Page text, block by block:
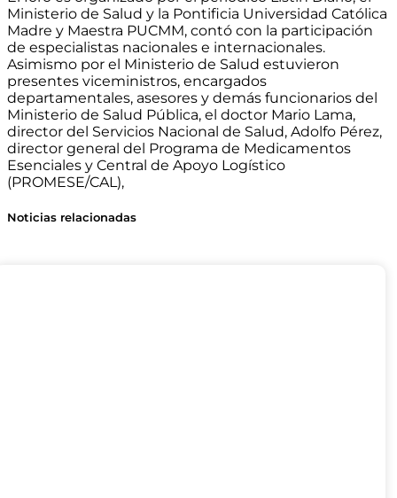
Ministerio de Salud y la Pontificia Universidad Católica
Madre y Maestra PUCMM, contó con la participación
de especialistas nacionales e internacionales.
Asimismo por el Ministerio de Salud estuvieron
presentes viceministros, encargados
departamentales, asesores y demás funcionarios del
Ministerio de Salud Pública, el doctor Mario Lama,
director del Servicios Nacional de Salud, Adolfo Pérez,
director general del Programa de Medicamentos
Esenciales y Central de Apoyo Logístico
(PROMESE/CAL),
Noticias relacionadas